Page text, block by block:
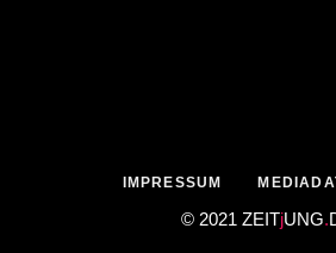
IMPRESSUM
© 2021 ZEITjUNG.